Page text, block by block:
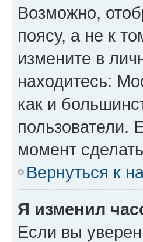
Возможно,
поясу, а не к
измените в
находитесь:
как и
пользователи.
момент
Вернуться к
Я изменил
Если вы